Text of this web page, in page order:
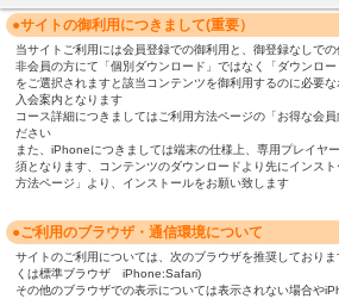
●サイトの御利用につきまして(重要）
当サイトご利用には会員登録での御利用と、御登録なしで
非会員の方にて「個別ダウンロード」ではなく「ダウンロー
をご選択されますと該当コンテンツを御利用するのに必要
入会案内となります
コース詳細につきましてはご利用方法ページの「お得な会
ださい
また、iPhoneにつきましては端末の仕様上、専用プレイヤ
須となります、コンテンツのダウンロードより先にインス
方法ページ」より、インストールをお願い致します
●ご利用のブラウザ・通信環境について
サイトのご利用については、次のブラウザを推奨しておりま
くは標準ブラウザ iPhone:Safari)
その他のブラウザでの表示については表示されない場合や